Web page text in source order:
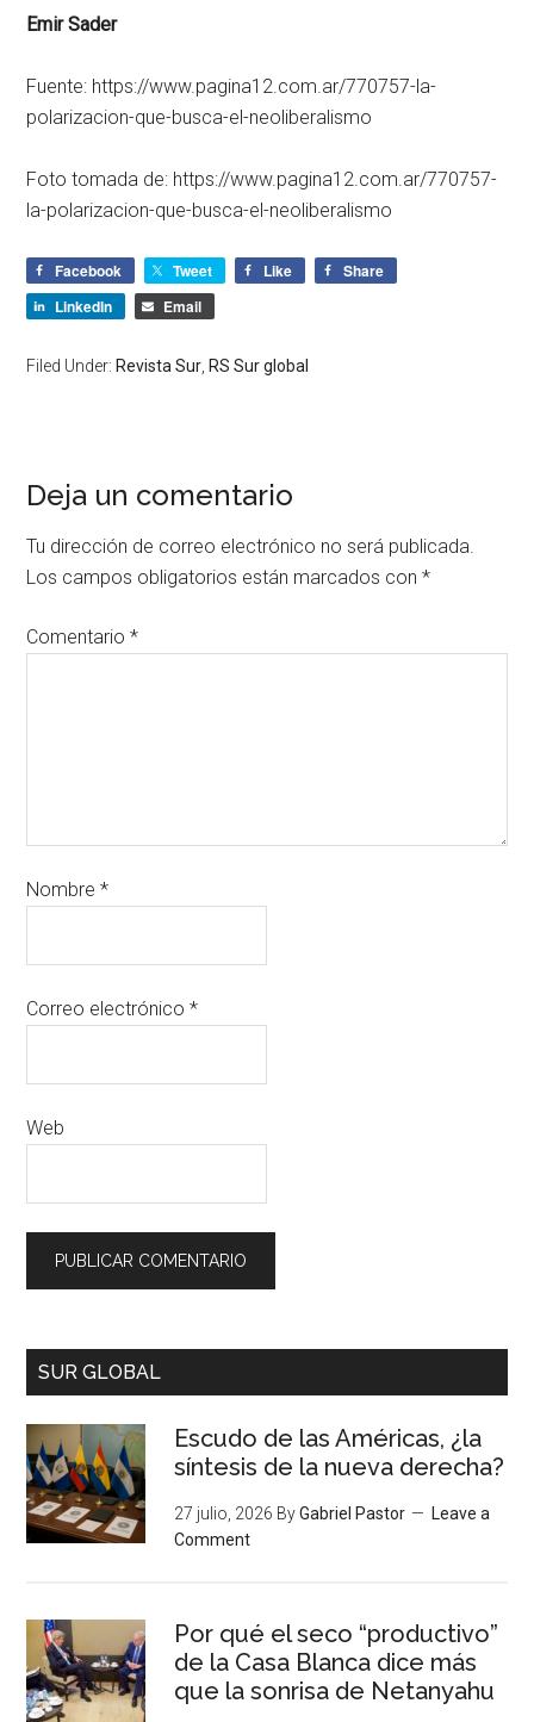
Emir Sader
Fuente: https://www.pagina12.com.ar/770757-la-
polarizacion-que-busca-el-neoliberalismo
Foto tomada de: https://www.pagina12.com.ar/770757-
la-polarizacion-que-busca-el-neoliberalismo
Facebook Tweet Like
Share
LinkedIn
Email
Filed Under: Revista Sur RS Sur global
Deja un comentario
Tu dirección de correo electrónico no será publicada.
Los campos obligatorios están marcados con*
Comentario*
Nombre*
Correo electrónico*
Web
SUR GLOBAL
Escudo de las Américas, ¿la
síntesis de la nueva derecha?
27 julio, 2026 ByGabriel Pastor
Leave a
Comment
Por qué el seco “productivo”
de la Casa Blanca dice más
que la sonrisa de Netanyahu